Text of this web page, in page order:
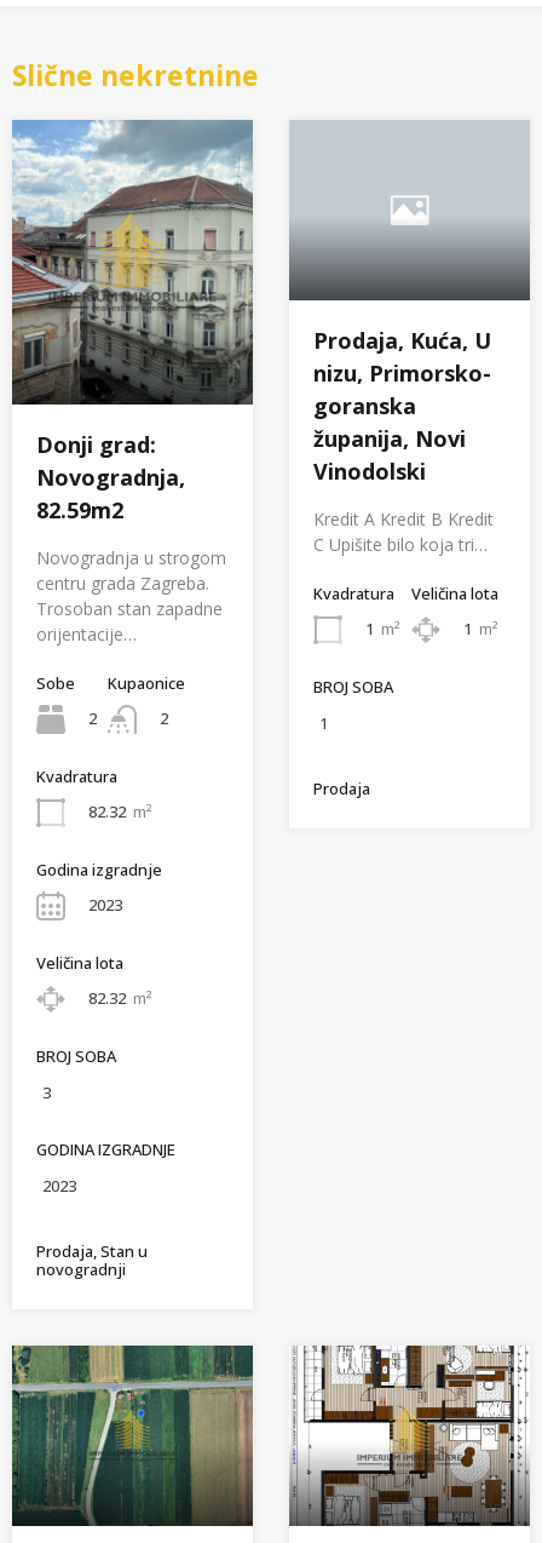
Slične nekretnine
Donji grad:
Novogradnja,
82.59m2
Novogradnja u strogom
centru grada Zagreba.
Trosoban stan zapadne
orijentacije…
Sobe
2
Kupaonice
2
Kvadratura
82.32 m²
Godina izgradnje
2023
Veličina lota
82.32 m²
BROJ SOBA
3
GODINA IZGRADNJE
2023
Prodaja, Stan u
novogradnji
Prodaja, Kuća, U
nizu, Primorsko-
goranska
županija, Novi
Vinodolski
Kredit A Kredit B Kredit
C Upišite bilo koja tri…
Kvadratura
1 m²
Veličina lota
1 m²
BROJ SOBA
1
Prodaja